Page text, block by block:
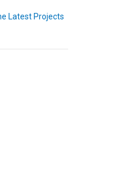
Latest Projects